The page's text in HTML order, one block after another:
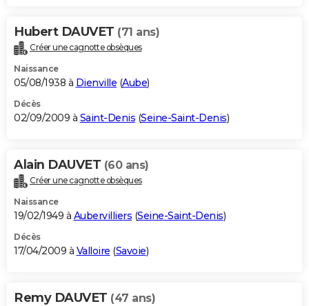
Hubert DAUVET (71 ans)
Créer une cagnotte obsèques
Naissance
05/08/1938 à Dienville (Aube)
Décès
02/09/2009 à Saint-Denis (Seine-Saint-Denis)
Alain DAUVET (60 ans)
Créer une cagnotte obsèques
Naissance
19/02/1949 à Aubervilliers (Seine-Saint-Denis)
Décès
17/04/2009 à Valloire (Savoie)
Remy DAUVET (47 ans)